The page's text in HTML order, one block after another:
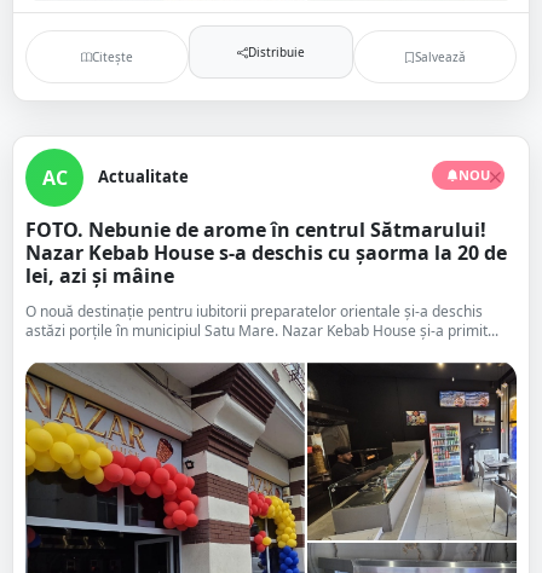
Citește Distribuie Salvează
NOU
AC Actualitate
FOTO. Nebunie de arome în centrul Sătmarului!
Nazar Kebab House s-a deschis cu șaorma la 20 de
lei, azi și mâine
O nouă destinație pentru iubitorii preparatelor orientale și-a deschis
astăzi porțile în municipiul Satu Mare. Nazar Kebab House și-a primit...